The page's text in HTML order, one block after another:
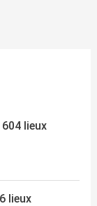
lieux
lieux